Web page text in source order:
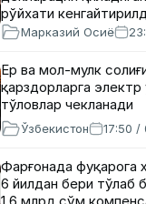
рўйхати
Марказий Осиё
Ер ва мол-мулк
қарздорларга электр
тўловлар чекланади
Ўзбекистон 17:50 /
Фарғонада фуқарога
6 йилдан бери тўлаб